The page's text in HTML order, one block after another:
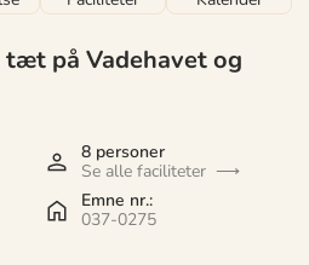
på Vadehavet og
8 personer
Se alle faciliteter
Emne nr.:
037-0275